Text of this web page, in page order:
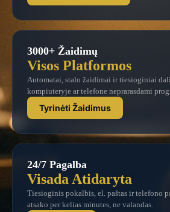
3000+ Žaidimų
Visos Platformos
Automatai, stalo žaidimai ir tiesioginiai
kompiuteryje ar telefone neprarasdami
Tyrinėti Žaidimus
24/7 Pagalba
Visada Atidaryta
Tiesioginis pokalbis, el. paštas ir telefono
atsako per kelias minutes, ne valandas.